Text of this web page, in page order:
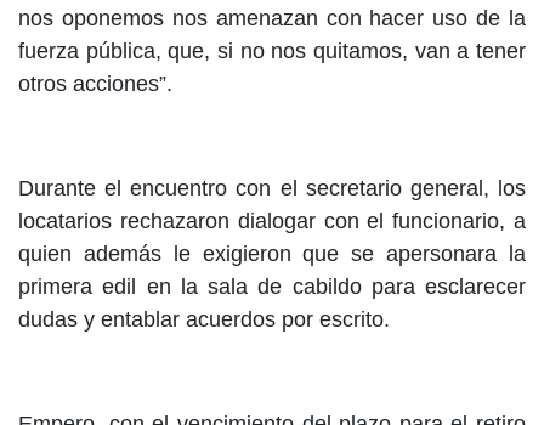
nos oponemos nos amenazan con hacer uso de la
fuerza pública, que, si no nos quitamos, van a tener
otros acciones”.
Durante el encuentro con el secretario general, los
locatarios rechazaron dialogar con el funcionario, a
quien además le exigieron que se apersonara la
primera edil en la sala de cabildo para esclarecer
dudas y entablar acuerdos por escrito.